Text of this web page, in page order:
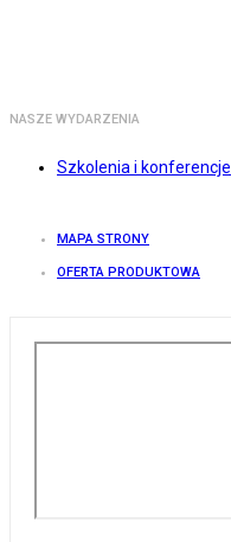
NASZE WYDARZENIA
Szkolenia i konferencje
MAPA STRONY
OFERTA PRODUKTOWA